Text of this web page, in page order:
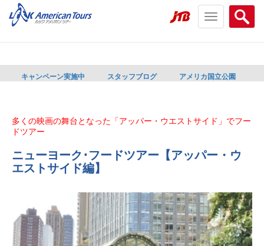
Search
menu
Toggle
navigation
キャンペーン実施中 スタッフブログ アメリカ国立公園
多くの映画の舞台となった「アッパー・ウエストサイド」でフー
ドツアー
ニューヨーク･フードツアー【アッパー・ウ
エストサイド編】